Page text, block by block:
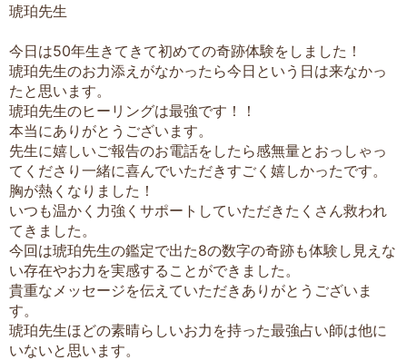
琥珀先生
今日は50年生きてきて初めての奇跡体験をしました！
琥珀先生のお力添えがなかったら今日という日は来なかっ
たと思います。
琥珀先生のヒーリングは最強です！！
本当にありがとうございます。
先生に嬉しいご報告のお電話をしたら感無量とおっしゃっ
てくださり一緒に喜んでいただきすごく嬉しかったです。
胸が熱くなりました！
いつも温かく力強くサポートしていただきたくさん救われ
てきました。
今回は琥珀先生の鑑定で出た8の数字の奇跡も体験し見えな
い存在やお力を実感することができました。
貴重なメッセージを伝えていただきありがとうございま
す。
琥珀先生ほどの素晴らしいお力を持った最強占い師は他に
いないと思います。